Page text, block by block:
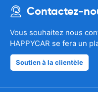
Contactez-
Vous souhaitez nous
HAPPYCAR se fera un
Soutien à la clientèle